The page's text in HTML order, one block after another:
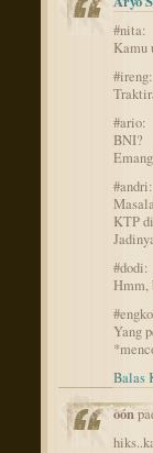
#nita:
Kamu
#ireng:
#ario:
BNI?
#andri:
KTP
#dodi:
Hmm,
Yang
Balas
oón